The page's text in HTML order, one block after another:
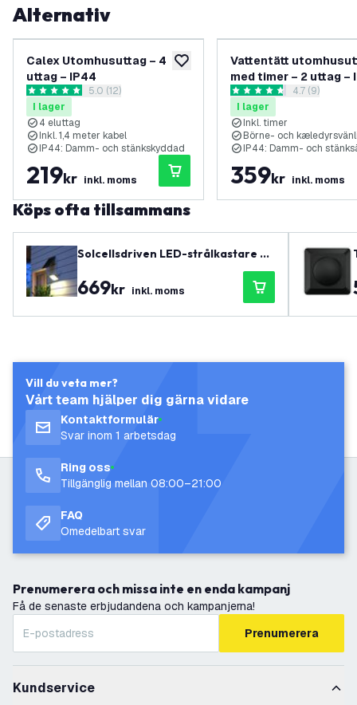
Alternativ
lägg till i önskelistan
Calex Utomhusuttag – 4
uttag – IP44
öppna recensionspanel
5 stjärnbetyg 5.0 (12)
I lager
4 eluttag
Inkl. 1,4 meter kabel
IP44: Damm- och stänkskyddad
219kr inkl. moms
Vattentätt
med timer – 2 uttag –
Utomhusvägguttag i
aluminium
öppna
4.7 stjärnbetyg4.7 (9)
I lager
Inkl. timer
Börne- och
IP44: Damm- och
359kr inkl. moms
Köps ofta tillsammans
Solcellsdriven LED-strålkastare –
4800 lumen – 4000K – IP65 – 6000
mAh
669kr inkl. moms
Vill du veta mer?
Vårt team hjälper dig gärna vidare
Kontaktformulär
Svar inom 1 arbetsdag
Ring oss
Tillgänglig mellan 08:00–21:00
FAQ
Omedelbart svar
Prenumerera och missa inte en enda kampanj
Få de senaste erbjudandena och kampanjerna!
Prenumerera
Kundservice